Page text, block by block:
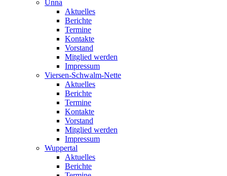
Unna
Aktuelles
Berichte
Termine
Kontakte
Vorstand
Mitglied werden
Impressum
Viersen-Schwalm-Nette
Aktuelles
Berichte
Termine
Kontakte
Vorstand
Mitglied werden
Impressum
Wuppertal
Aktuelles
Berichte